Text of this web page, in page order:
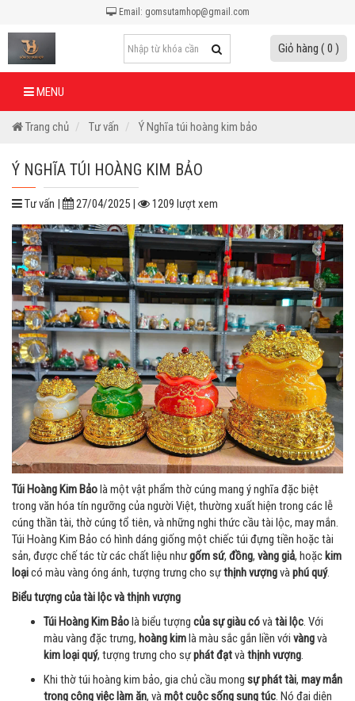
Email: gomsutamhop@gmail.com
Giỏ hàng ( 0 )
MENU
Trang chủ Tư vấn Ý Nghĩa túi hoàng kim bảo
Ý NGHĨA TÚI HOÀNG KIM BẢO
Tư vấn | 27/04/2025 | 1209 lượt xem
Túi Hoàng Kim Bảolà một vật phẩm thờ cúng mang ý nghĩa đặc biệt
trong văn hóa tín ngưỡng của người Việt, thường xuất hiện trong các lễ
cúng thần tài, thờ cúng tổ tiên, và những nghi thức cầu tài lộc, may mắn.
Túi Hoàng Kim Bảo có hình dáng giống một chiếc túi đựng tiền hoặc tài
sản, được chế tác từ các chất liệu nhưgốm sứ, đồng, vàng giả, hoặc kim
loạicó màu vàng óng ánh, tượng trưng cho sựthịnh vượngvà phú quý.
Biểu tượng của tài lộc và thịnh vượng
Túi Hoàng Kim Bảolà biểu tượng của sự giàu cóvà tài lộc . Với
màu vàng đặc trưng, hoàng kimlà màu sắc gắn liền với vàngvà
kim loại quý, tượng trưng cho sựphát đạtvà thịnh vượng
Khi thờ túi hoàng kim bảo, gia chủ cầu mong sự phát tài, may mắn
trong công việc làm ăn, và một cuộc sống sung túc . Nó đại diện